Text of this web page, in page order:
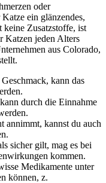
oder
ein glänzendes,
keine Zusatzstoffe, ist
Katzen jeden Alters
aus Colorado,
kann das
durch die Einnahme
annimmt, kannst du auch
sicher gilt, mag es bei
kommen.
Medikamente unter
können, z.